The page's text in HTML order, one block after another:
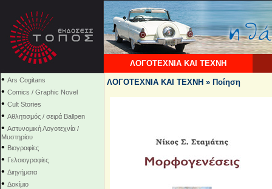
ΛΟΓΟΤΕΧΝΙΑ ΚΑΙ ΤΕΧΝΗ
• Ars Cogitans
• Comics / Graphic Novel
• Cult Stories
• Αθλητισμός / σειρά Ballpen
• Αστυνομική Λογοτεχνία /
Μυστηρίου
• Βιογραφίες
• Γελοιογραφίες
• Διηγήματα
• Δοκίμιο
ΛΟΓΟΤΕΧΝΙΑ ΚΑΙ ΤΕΧΝΗ » Ποίηση